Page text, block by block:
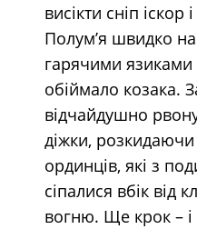
висікти сніп іскор
Полум’я швидко
гарячими язиками
обіймало козака.
відчайдушно
діжки,
ординців, які з
сіпалися вбік від
вогню. Ще крок – і